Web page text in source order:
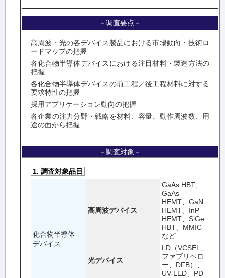
－调查要点－
高周波・光の各デバイス製品における市場動向・技術ロ
ードマップの把握
各化合物半導体デバイスにおける注目材料・製造方法の
把握
各化合物半導体デバイスの前工程／後工程材料に対する
要求特性の把握
採用アプリケーション動向の把握
各企業の注力分野・戦略を材料、容量、動作周波数、用
途の面から把握
－調査対象－
1. 調査対象品目
化合物半導体
デバイス
高周波デバイス
GaAs HBT、
GaAs
HEMT、GaN
HEMT、InP
HEMT、SiGe
HBT、MMIC
など
光デバイス
LD（VCSEL、
ファブリペロ
ー、DFB）、
UV-LED、PD